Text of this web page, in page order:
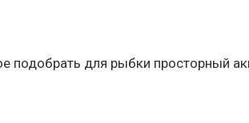
подобрать для рыбки просторный